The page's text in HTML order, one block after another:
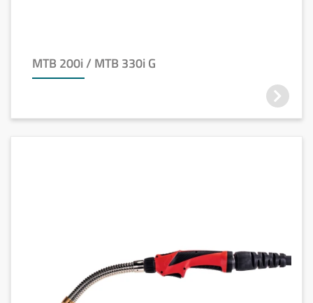
MTB 200i / MTB 330i G